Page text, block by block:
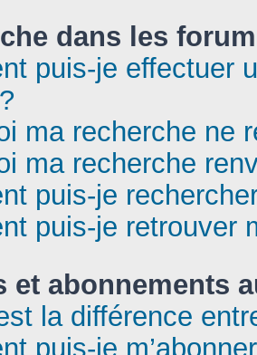
dans les
puis-je effectuer
ma recherche ne
ma recherche
puis-je
puis-je retrouver
et abonnements
la différence
puis-je